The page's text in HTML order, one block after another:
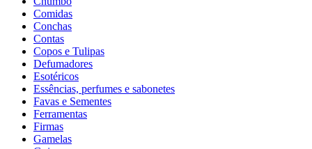
Comidas
Conchas
Contas
Copos e Tulipas
Defumadores
Esotéricos
Essências, perfumes e sabonetes
Favas e Sementes
Ferramentas
Firmas
Gamelas